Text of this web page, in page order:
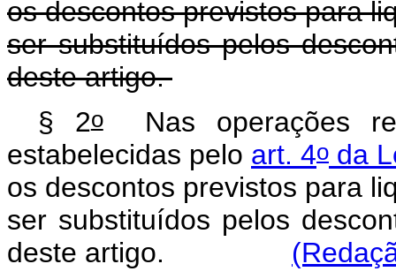
os descontos previstos para
ser substituídos pelos
deste artigo.
§ 2oNas operações
estabelecidas pelo art. 4o da
os descontos previstos para
ser substituídos pelos
deste artigo.